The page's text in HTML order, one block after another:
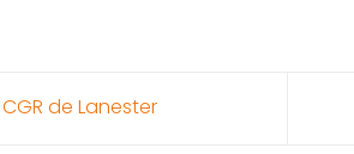
de Lanester